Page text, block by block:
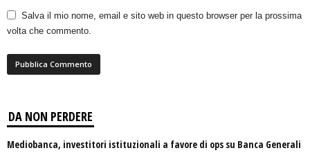
Salva il mio nome, email e sito web in questo browser per la prossima
volta che commento.
DA NON PERDERE
Mediobanca, investitori istituzionali a favore di ops su Banca Generali